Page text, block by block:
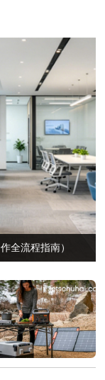
全流程指南）